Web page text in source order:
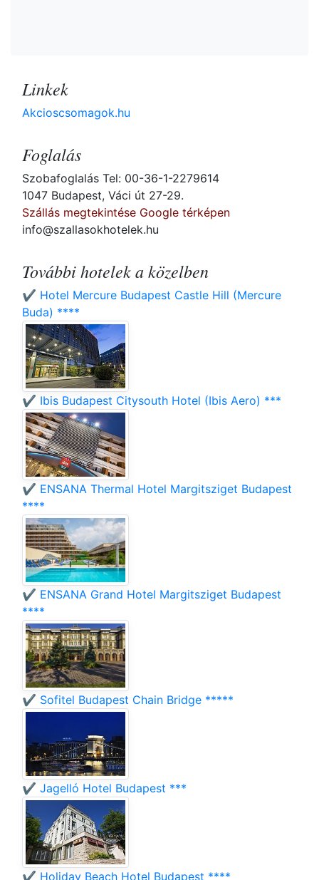
Linkek
Akcioscsomagok.hu
Foglalás
Szobafoglalás Tel: 00-36-1-2279614
1047 Budapest, Váci út 27-29.
Szállás megtekintése Google térképen
info@szallasokhotelek.hu
További hotelek a közelben
✔️ Hotel Mercure Budapest Castle Hill (Mercure
Buda) ****
✔️ Ibis Budapest Citysouth Hotel (Ibis Aero) ***
✔️ ENSANA Thermal Hotel Margitsziget Budapest
****
✔️ ENSANA Grand Hotel Margitsziget Budapest
****
✔️ Sofitel Budapest Chain Bridge *****
✔️ Jagelló Hotel Budapest ***
✔️ Holiday Beach Hotel Budapest ****